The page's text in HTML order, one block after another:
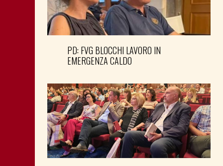
PD: FVG BLOCCHI LAVORO IN
EMERGENZA CALDO